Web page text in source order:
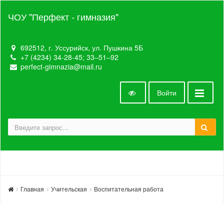
ЧОУ "Перфект - гимназия"
692512, г. Уссурийск, ул. Пушкина 5Б
+7 (4234) 34-28-45; 33‒51‒92
perfect-gimnazia@mail.ru
Войти
Главная Учительская Воспитательная работа